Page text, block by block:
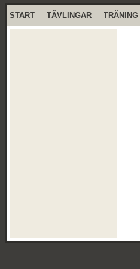
START TÄVLINGAR TRÄNING